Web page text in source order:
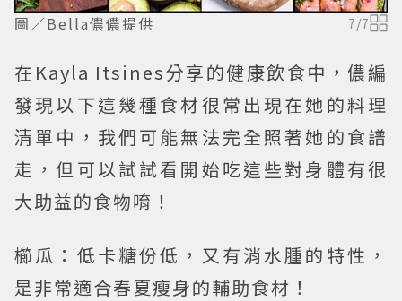
圖／Bella儂儂提供 7/7
在Kayla Itsines分享的健康飲食中，儂編
發現以下這幾種食材很常出現在她的料理
清單中，我們可能無法完全照著她的食譜
走，但可以試試看開始吃這些對身體有很
大助益的食物唷！
櫛瓜：低卡糖份低，又有消水腫的特性，
是非常適合春夏瘦身的輔助食材！